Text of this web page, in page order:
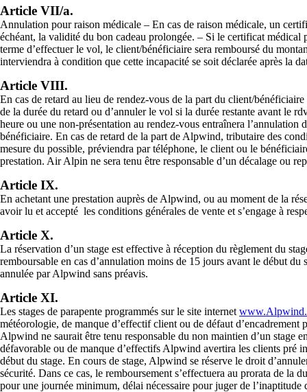
Article VII/a.
Annulation pour raison médicale – En cas de raison médicale, un
échéant, la validité du bon cadeau prolongée. – Si le certificat
terme d’effectuer le vol, le client/bénéficiaire sera remboursé du
interviendra à condition que cette incapacité se soit déclarée après la
Article VIII.
En cas de retard au lieu de rendez-vous de la part du client/
de la durée du retard ou d’annuler le vol si la durée restante avant le
heure ou une non-présentation au rendez-vous entraînera
bénéficiaire. En cas de retard de la part de Alpwind, tributaire des
mesure du possible, préviendra par téléphone, le client ou le
prestation. Air Alpin ne sera tenu être responsable d’un décalage ou
Article IX.
En achetant une prestation auprès de Alpwind, ou au moment de la
avoir lu et accepté les conditions générales de vente et s’engage à
Article X.
La réservation d’un stage est effective à réception du règlement du
remboursable en cas d’annulation moins de 15 jours avant le début du
annulée par Alpwind sans préavis.
Article XI.
Les stages de parapente programmés sur le site internet
météorologie, de manque d’effectif client ou de défaut
Alpwind ne saurait être tenu responsable du non maintien d’un stage
défavorable ou de manque d’effectifs Alpwind avertira les clients pré
début du stage. En cours de stage, Alpwind se réserve le droit
sécurité. Dans ce cas, le remboursement s’effectuera au prorata de la
pour une journée minimum, délai nécessaire pour juger de l’inaptitude